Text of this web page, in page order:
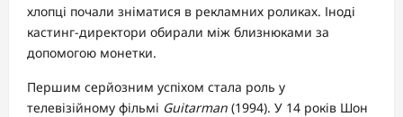
хлопці почали зніматися в рекламних роликах. Іноді
кастинг-директори обирали між близнюками за
допомогою монетки.
Першим серйозним успіхом стала роль у
телевізійному фільмі Guitarman (1994). У 14 років Шон